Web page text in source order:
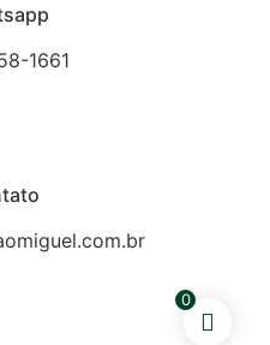
1661
0